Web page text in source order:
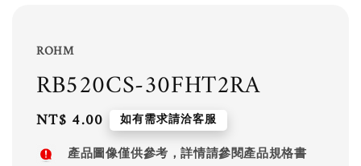
ROHM
RB520CS-30FHT2RA
Regular
price
NT$ 4.00 如有需求請洽客服
產品圖像僅供參考，詳情請參閱產品規格書